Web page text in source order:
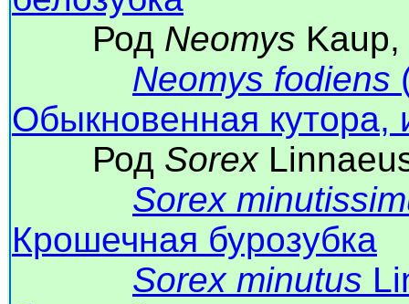
Род Neomys
Neomys fodiens
Обыкновенная кутора,
Род Sorex
Sorex
Крошечная бурозубка
Sorex minutus